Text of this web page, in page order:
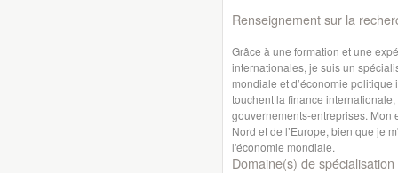
Renseignement sur la
Grâce à une formation et une
internationales, je suis un
mondiale et d’économie
touchent la finance
gouvernements-entreprises. Mon
Nord et de l’Europe, bien que je
l'économie mondiale.
Domaine(s) de spécialisation